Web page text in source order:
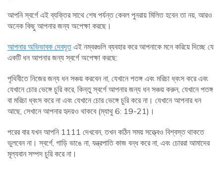
আপনি স্বর্গে এই ব্যক্তির সাথে শেষ পর্যন্ত কেবল পুনরায় মিলিত হবেন তা নয়, আরও
অনেক কিছু আপনার জন্য অপেক্ষা করছে।
আপনার অভিভাবক দেবদূতএই নম্বরগুলি ব্যবহার করে আপনাকে মনে করিয়ে দিচ্ছে যে
একটি ধন আপনার জন্য স্বর্গে অপেক্ষা করছে:
পৃথিবীতে নিজের জন্য ধন সঞ্চয় করবেন না, যেখানে পতঙ্গ এবং মরিচা ধ্বংস করে এবং
যেখানে চোর ভেঙ্গে চুরি করে, কিন্তু স্বর্গে আপনার জন্য ধন সঞ্চয় করুন, যেখানে পতঙ্গ
বা মরিচা ধ্বংস করে না এবং যেখানে চোর ভেঙ্গে চুরি করে না। যেখানে আপনার ধন
আছে, সেখানে আপনার হৃদয়ও থাকবে (ম্যাথু 6: 19-21)।
পরের বার যখন আপনি 1111 দেখবেন, তখন কঠিন সময় সত্ত্বেও বিশ্বস্ত থাকতে
ভুলবেন না। স্বর্গে, গাড়ি ভাঙে না, যন্ত্রপাতি কাজ বন্ধ করে না, এবং চোররা আমাদের
মূল্যবান সম্পদ চুরি করে না।